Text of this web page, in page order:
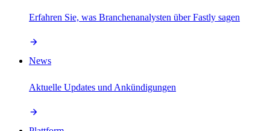
Erfahren Sie, was Branchenanalysten über Fastly sagen
News
Aktuelle Updates und Ankündigungen